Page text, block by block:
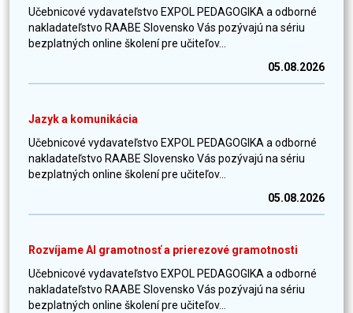
Učebnicové vydavateľstvo EXPOL PEDAGOGIKA a odborné
nakladateľstvo RAABE Slovensko Vás pozývajú na sériu
bezplatných online školení pre učiteľov...
05.08.2026
Jazyk a komunikácia
Učebnicové vydavateľstvo EXPOL PEDAGOGIKA a odborné
nakladateľstvo RAABE Slovensko Vás pozývajú na sériu
bezplatných online školení pre učiteľov...
05.08.2026
Rozvíjame AI gramotnosť a prierezové gramotnosti
Učebnicové vydavateľstvo EXPOL PEDAGOGIKA a odborné
nakladateľstvo RAABE Slovensko Vás pozývajú na sériu
bezplatných online školení pre učiteľov...